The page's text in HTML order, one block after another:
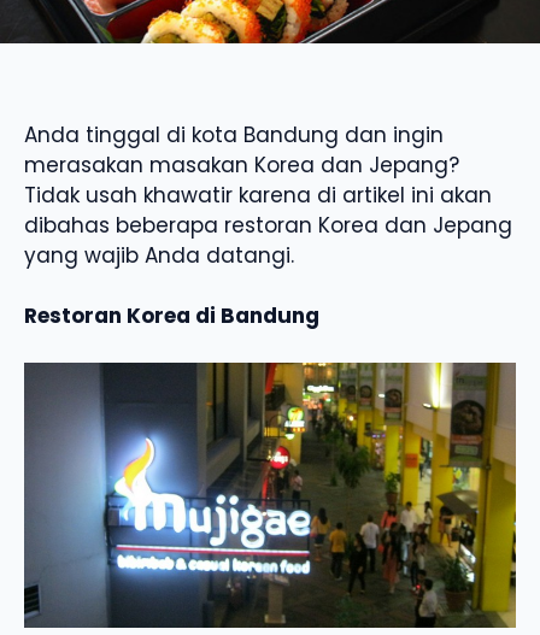
Anda tinggal di kota Bandung dan ingin
merasakan masakan Korea dan Jepang?
Tidak usah khawatir karena di artikel ini akan
dibahas beberapa restoran Korea dan Jepang
yang wajib Anda datangi.
Restoran Korea di Bandung